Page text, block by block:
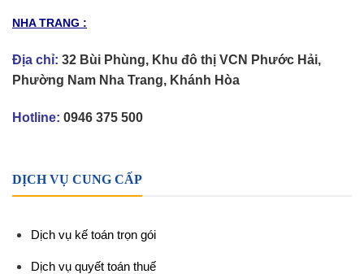
NHA TRANG :
Địa chỉ: 32 Bùi Phùng, Khu đô thị VCN Phước Hải,
Phường Nam Nha Trang, Khánh Hòa
Hotline: 0946 375 500
DỊCH VỤ CUNG CẤP
Dịch vụ kế toán trọn gói
Dịch vụ quyết toán thuế